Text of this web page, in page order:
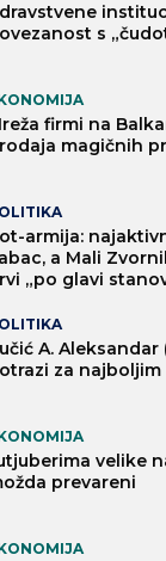
s
firmi na
magičnih
armija:
a Mali
„po glavi
A.
za
velike
prevareni